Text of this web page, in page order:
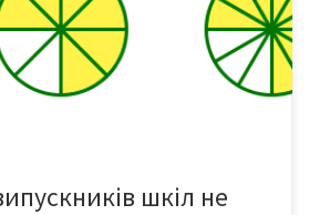
із завданням, з яким повинні були
шкіл не